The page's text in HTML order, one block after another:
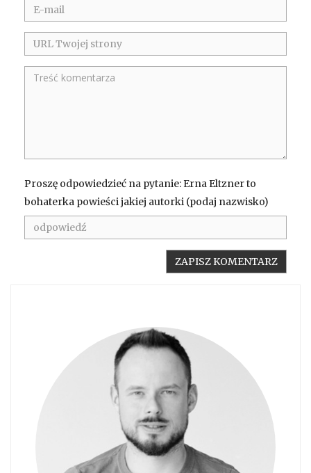
Proszę odpowiedzieć na pytanie: Erna Eltzner to
bohaterka powieści jakiej autorki (podaj nazwisko)